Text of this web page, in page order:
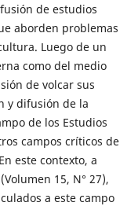
de estudios
aborden problemas
Luego de un
como del medio
de volcar sus
y difusión de la
de los Estudios
campos críticos de
este contexto, a
15, N° 27),
a este campo